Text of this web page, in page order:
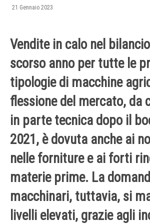
21 Gennaio 2023
Vendite in calo nel
scorso anno per tutte le
tipologie di macchine
flessione del mercato, da
in parte tecnica dopo il
2021, è dovuta anche ai
nelle forniture e ai forti
materie prime. La
macchinari, tuttavia, si
livelli elevati, grazie agli